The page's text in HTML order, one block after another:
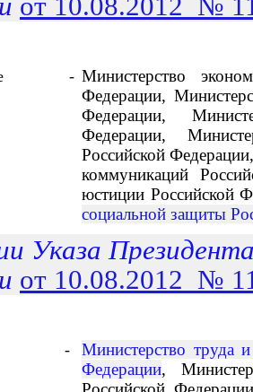
- Министерство
Федерации,
Федерации,
Федерации,
Российской
коммуникаций
юстиции Российской
социальной защиты
Указа
от 10.08.2012 №
-
Министерство труда
Федерации,